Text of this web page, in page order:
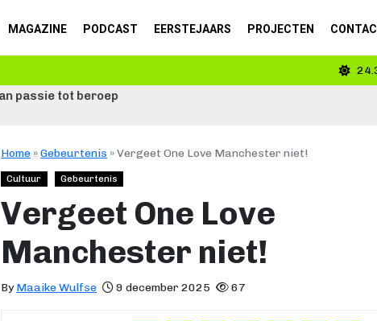
MAGAZINE PODCAST EERSTEJAARS PROJECTEN
Home »Gebeurtenis »Vergeet One Love Manchester niet!
Cultuur Gebeurtenis
Vergeet One Love
Manchester niet!
ByMaaike Wulfse 9 december 2025 67